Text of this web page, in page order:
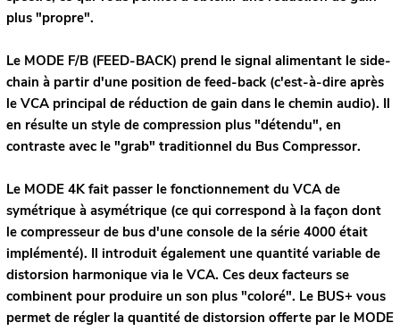
plus "propre".
Le MODE F/B (FEED-BACK) prend le signal alimentant le side-
chain à partir d'une position de feed-back (c'est-à-dire après
le VCA principal de réduction de gain dans le chemin audio). Il
en résulte un style de compression plus "détendu", en
contraste avec le "grab" traditionnel du Bus Compressor.
Le MODE 4K fait passer le fonctionnement du VCA de
symétrique à asymétrique (ce qui correspond à la façon dont
le compresseur de bus d'une console de la série 4000 était
implémenté). Il introduit également une quantité variable de
distorsion harmonique via le VCA. Ces deux facteurs se
combinent pour produire un son plus "coloré". Le BUS+ vous
permet de régler la quantité de distorsion offerte par le MODE